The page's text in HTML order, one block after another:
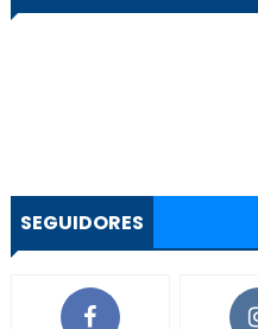
SEGUIDORES